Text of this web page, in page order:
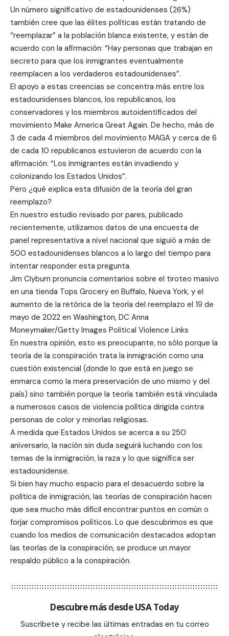
Un número significativo de estadounidenses (26%)
también cree que las élites políticas están tratando de
“reemplazar” a la población blanca existente, y están de
acuerdo con la afirmación: “Hay personas que trabajan en
secreto para que los inmigrantes eventualmente
reemplacen a los verdaderos estadounidenses”.
El apoyo a estas creencias se concentra más entre los
estadounidenses blancos, los republicanos, los
conservadores y los miembros autoidentificados del
movimiento Make America Great Again. De hecho, más de
3 de cada 4 miembros del movimiento MAGA y cerca de 6
de cada 10 republicanos estuvieron de acuerdo con la
afirmación: “Los inmigrantes están invadiendo y
colonizando los Estados Unidos”.
Pero ¿qué explica esta difusión de la teoría del gran
reemplazo?
En nuestro estudio revisado por pares, publicado
recientemente, utilizamos datos de una encuesta de
panel representativa a nivel nacional que siguió a más de
500 estadounidenses blancos a lo largo del tiempo para
intentar responder esta pregunta.
Jim Clyburn pronuncia comentarios sobre el tiroteo masivo
en una tienda Tops Grocery en Buffalo, Nueva York, y el
aumento de la retórica de la teoría del reemplazo el 19 de
mayo de 2022 en Washington, DC Anna
Moneymaker/Getty Images Political Violence Links
En nuestra opinión, esto es preocupante, no sólo porque la
teoría de la conspiración trata la inmigración como una
cuestión existencial (donde lo que está en juego se
enmarca como la mera preservación de uno mismo y del
país) sino también porque la teoría también está vinculada
a numerosos casos de violencia política dirigida contra
personas de color y minorías religiosas.
A medida que Estados Unidos se acerca a su 250
aniversario, la nación sin duda seguirá luchando con los
temas de la inmigración, la raza y lo que significa ser
estadounidense.
Si bien hay mucho espacio para el desacuerdo sobre la
política de inmigración, las teorías de conspiración hacen
que sea mucho más difícil encontrar puntos en común o
forjar compromisos políticos. Lo que descubrimos es que
cuando los medios de comunicación destacados adoptan
las teorías de la conspiración, se produce un mayor
respaldo público a la conspiración.
Descubre más desde USA Today
Suscríbete y recibe las últimas entradas en tu correo